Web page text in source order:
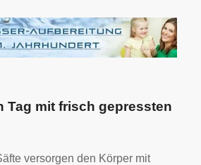
Tag mit frisch gepressten
versorgen den Körper mit